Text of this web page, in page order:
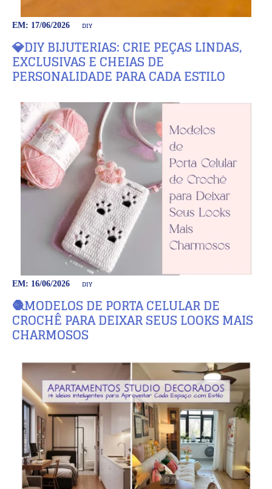
EM: 17/06/2026 DIY
💎DIY BIJUTERIAS: CRIE PEÇAS LINDAS,
EXCLUSIVAS E CHEIAS DE
PERSONALIDADE PARA CADA ESTILO
EM: 16/06/2026 DIY
🧶MODELOS DE PORTA CELULAR DE
CROCHÊ PARA DEIXAR SEUS LOOKS MAIS
CHARMOSOS